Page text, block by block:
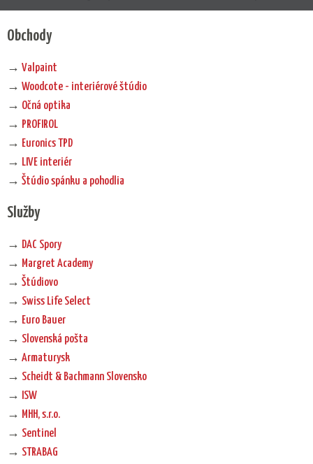
Obchody
→ Valpaint
→ Woodcote - interiérové štúdio
→ Očná optika
→ PROFIROL
→ Euronics TPD
→ LIVE interiér
→ Štúdio spánku a pohodlia
Služby
→ DAC Spory
→ Margret Academy
→ Štúdiovo
→ Swiss Life Select
→ Euro Bauer
→ Slovenská pošta
→ Armaturysk
→ Scheidt & Bachmann Slovensko
→ ISW
→ MHH, s.r.o.
→ Sentinel
→ STRABAG